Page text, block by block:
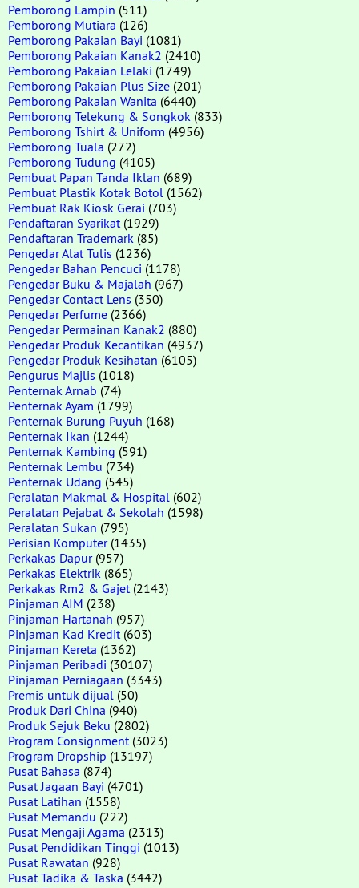
Pemborong Lampin (511)
Pemborong Mutiara (126)
Pemborong Pakaian Bayi (1081)
Pemborong Pakaian Kanak2 (2410)
Pemborong Pakaian Lelaki (1749)
Pemborong Pakaian Plus Size (201)
Pemborong Pakaian Wanita (6440)
Pemborong Telekung & Songkok (833)
Pemborong Tshirt & Uniform (4956)
Pemborong Tuala (272)
Pemborong Tudung (4105)
Pembuat Papan Tanda Iklan (689)
Pembuat Plastik Kotak Botol (1562)
Pembuat Rak Kiosk Gerai (703)
Pendaftaran Syarikat (1929)
Pendaftaran Trademark (85)
Pengedar Alat Tulis (1236)
Pengedar Bahan Pencuci (1178)
Pengedar Buku & Majalah (967)
Pengedar Contact Lens (350)
Pengedar Perfume (2366)
Pengedar Permainan Kanak2 (880)
Pengedar Produk Kecantikan (4937)
Pengedar Produk Kesihatan (6105)
Pengurus Majlis (1018)
Penternak Arnab (74)
Penternak Ayam (1799)
Penternak Burung Puyuh (168)
Penternak Ikan (1244)
Penternak Kambing (591)
Penternak Lembu (734)
Penternak Udang (545)
Peralatan Makmal & Hospital (602)
Peralatan Pejabat & Sekolah (1598)
Peralatan Sukan (795)
Perisian Komputer(1435)
Perkakas Dapur(957)
Perkakas Elektrik (865)
Perkakas Rm2 & Gajet (2143)
Pinjaman AIM (238)
Pinjaman Hartanah (957)
Pinjaman Kad Kredit (603)
Pinjaman Kereta (1362)
Pinjaman Peribadi (30107)
Pinjaman Perniagaan (3343)
Premis untuk dijual (50)
Produk Dari China (940)
Produk Sejuk Beku (2802)
Program Consignment (3023)
Program Dropship (13197)
Pusat Bahasa (874)
Pusat Jagaan Bayi (4701)
Pusat Latihan (1558)
Pusat Memandu (222)
Pusat Mengaji Agama (2313)
Pusat Pendidikan Tinggi (1013)
Pusat Rawatan (928)
Pusat Tadika & Taska (3442)